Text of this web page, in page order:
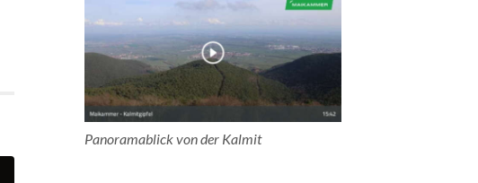
Panoramablick von der Kalmit